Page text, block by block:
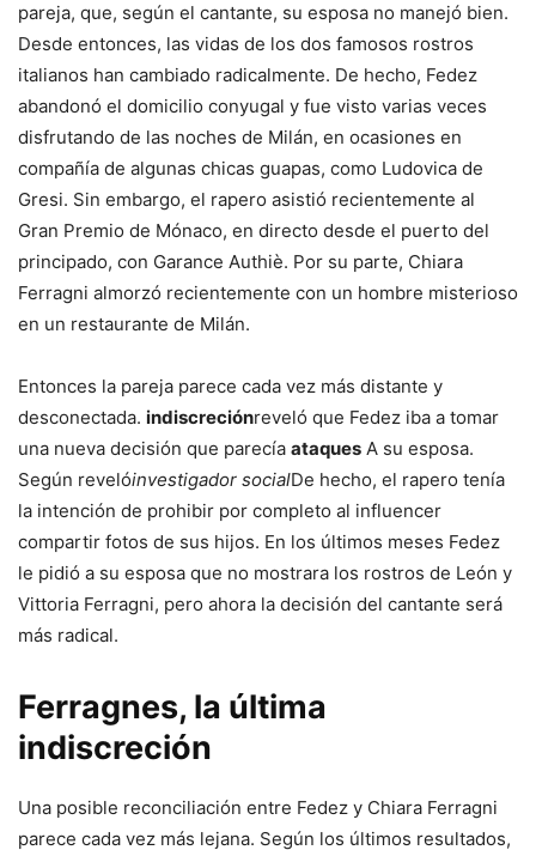
pareja, que, según el cantante, su esposa no manejó bien.
Desde entonces, las vidas de los dos famosos rostros
italianos han cambiado radicalmente. De hecho, Fedez
abandonó el domicilio conyugal y fue visto varias veces
disfrutando de las noches de Milán, en ocasiones en
compañía de algunas chicas guapas, como Ludovica de
Gresi. Sin embargo, el rapero asistió recientemente al
Gran Premio de Mónaco, en directo desde el puerto del
principado, con Garance Authiè. Por su parte, Chiara
Ferragni almorzó recientemente con un hombre misterioso
en un restaurante de Milán.
Entonces la pareja parece cada vez más distante y
desconectada. indiscreciónreveló que Fedez iba a tomar
una nueva decisión que parecía ataques A su esposa.
Según revelóinvestigador socialDe hecho, el rapero tenía
la intención de prohibir por completo al influencer
compartir fotos de sus hijos. En los últimos meses Fedez
le pidió a su esposa que no mostrara los rostros de León y
Vittoria Ferragni, pero ahora la decisión del cantante será
más radical.
Ferragnes, la última
indiscreción
Una posible reconciliación entre Fedez y Chiara Ferragni
parece cada vez más lejana. Según los últimos resultados,